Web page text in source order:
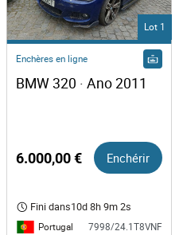
Lot 1
Enchères en ligne
BMW 320 · Ano 2011
6.000,00 € Enchérir
Fini dans10d 8h 9m 1s
Portugal 7998/24.1T8VNF